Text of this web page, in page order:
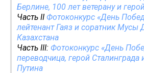
Берлине, 100 лет ветерану и
Часть II Фотоконкурс «День
лейтенант Гаяз и соратник Мусы
Казахстана
Часть III: Фотоконкурс «День
переводчица, герой Сталинграда
Путина